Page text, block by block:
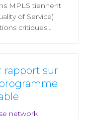
MPLS tiennent
of Service)
critiques…
rapport sur
network